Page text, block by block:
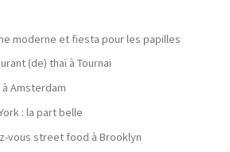
moderne et fiesta pour les papilles
(de) thaï à Tournai
Amsterdam
: la part belle
vous street food à Brooklyn